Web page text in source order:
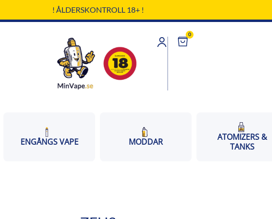
! ÅLDERSKONTROLL 18+ !
0
Cart
ENGÅNGS VAPE MODDAR
ATOMIZERS &
TANKS